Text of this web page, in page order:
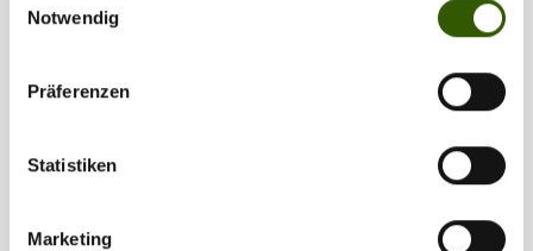
weiteren Daten zusammen, die Sie ihnen bereitgestellt
haben oder die sie im Rahmen Ihrer Nutzung der Dienste
Notwendig
Präferenzen
Statistiken
Marketing